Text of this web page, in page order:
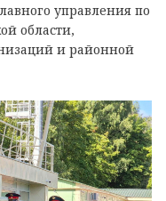
управления по
области,
и районной